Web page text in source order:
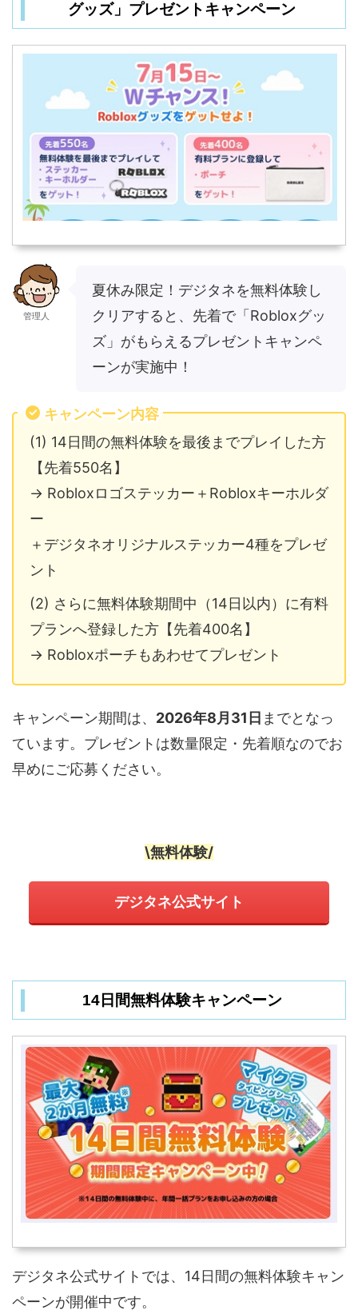
グッズ」プレゼントキャンペーン
管理人
夏休み限定！デジタネを無料体験し
クリアすると、先着で「Robloxグッ
ズ」がもらえるプレゼントキャンペ
ーンが実施中！
キャンペーン内容
(1) 14日間の無料体験を最後までプレイした方
【先着550名】
→ Robloxロゴステッカー＋Robloxキーホルダ
ー
＋デジタネオリジナルステッカー4種をプレゼ
ント
(2) さらに無料体験期間中（14日以内）に有料
プランへ登録した方【先着400名】
→ Robloxポーチもあわせてプレゼント
キャンペーン期間は、 2026年8月31日 までとなっ
ています。プレゼントは数量限定・先着順なのでお
早めにご応募ください。
\無料体験/
デジタネ公式サイト
14日間無料体験キャンペーン
デジタネ公式サイトでは、14日間の無料体験キャン
ペーンが開催中です。